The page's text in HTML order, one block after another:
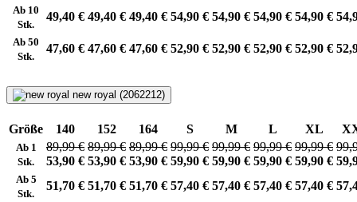
Ab 10
Stk.
49,40 € 49,40 € 49,40 € 54,90 € 54,90 € 54,90 € 54,90 €
Ab 50
Stk.
47,60 € 47,60 € 47,60 € 52,90 € 52,90 € 52,90 € 52,90 €
new royal (2062212)
Größe 140 152 164 S M L XL
Ab 1
Stk.
89,99 €
53,90 €
89,99 €
53,90 €
89,99 €
53,90 €
99,99 €
59,90 €
99,99 €
59,90 €
99,99 €
59,90 €
99,99 €
59,90 €
Ab 5
Stk.
51,70 € 51,70 € 51,70 € 57,40 € 57,40 € 57,40 € 57,40 €